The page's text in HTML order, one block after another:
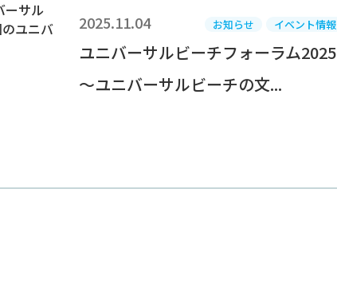
2025.11.04 お知らせ イベント情報
ユニバーサルビーチフォーラム2025
～ユニバーサルビーチの文...